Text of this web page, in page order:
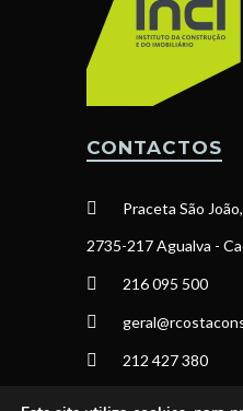
CONTACTOS
Praceta São
2735-217 Agualva -
216 095 500
212 427 380